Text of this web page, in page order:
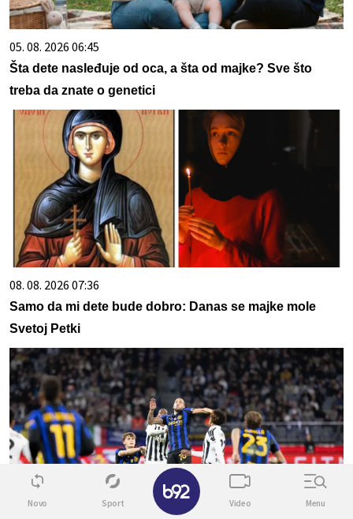
05. 08. 2026 06:45
Šta dete nasleđuje od oca, a šta od majke? Sve što
treba da znate o genetici
08. 08. 2026 07:36
Samo da mi dete bude dobro: Danas se majke mole
Svetoj Petki
Novo Sport Video Menu
✕